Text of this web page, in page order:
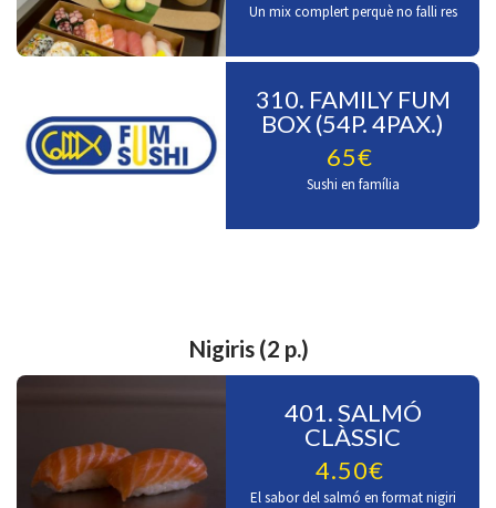
Un mix complert perquè no falli res
310. FAMILY FUM
BOX (54P. 4PAX.)
65€
Sushi en família
Nigiris (2 p.)
401. SALMÓ
CLÀSSIC
4.50€
El sabor del salmó en format nigiri